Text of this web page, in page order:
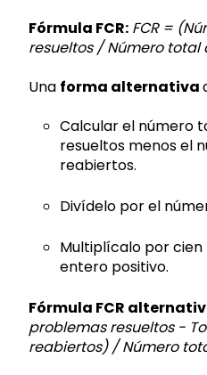
Fórmula FCR: FCR =
resueltos / Número total
Una forma alternativa
Calcular el número
resueltos menos el
reabiertos.
Divídelo por el
Multiplícalo por
entero positivo.
Fórmula FCR
problemas resueltos -
reabiertos) / Número